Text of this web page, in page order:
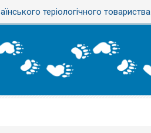
теріологічного товариства